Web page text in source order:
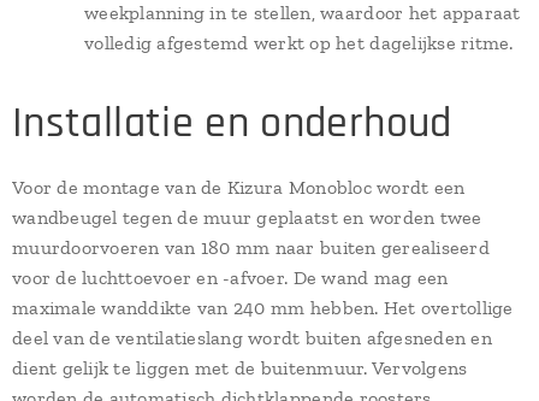
weekplanning in te stellen, waardoor het apparaat
volledig afgestemd werkt op het dagelijkse ritme.
Installatie en onderhoud
Voor de montage van de Kizura Monobloc wordt een
wandbeugel tegen de muur geplaatst en worden twee
muurdoorvoeren van 180 mm naar buiten gerealiseerd
voor de luchttoevoer en -afvoer. De wand mag een
maximale wanddikte van 240 mm hebben. Het overtollige
deel van de ventilatieslang wordt buiten afgesneden en
dient gelijk te liggen met de buitenmuur. Vervolgens